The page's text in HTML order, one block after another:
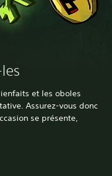
et les oboles
Assurez-vous donc
se présente,